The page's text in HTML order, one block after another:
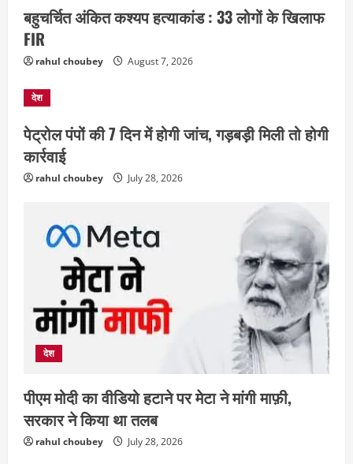
बहुचर्चित अंकित कश्यप हत्याकांड : 33 लोगों के खिलाफ
FIR
rahul choubey August 7, 2026
देश
पेट्रोल पंपों की 7 दिन में होगी जांच, गड़बड़ी मिली तो होगी
कार्रवाई
rahul choubey July 28, 2026
देश
पीएम मोदी का वीडियो हटाने पर मेटा ने मांगी माफ़ी,
सरकार ने किया था तलब
rahul choubey July 28, 2026
2
छत्तीसगढ़ राज्य लाइफ स्टाइल
मैक में इंटीरियर डिजाइन विभाग ने मनाया
August 7, 2026
एक रक्तदान , दोस्ती के नाम
4
बहन ने कारोबारी भाई पर लगाया करोड़ों रुपये
की धोखाधड़ी का आरोप
August 7, 2026
छत्तीसगढ़ राज्य
मोहला-मानपुर में फिर बाघ की दस्तक, बैल पर
हमले से ग्रामीणों में दहशत
August 7, 2026
छत्तीसगढ़
151 किमी विधायक भावना बोहरा करेंगी
अमरकंटक से भोरमदेव तक पदयात्रा